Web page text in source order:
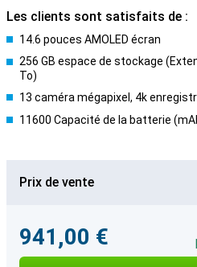
Les clients sont satisfaits de :
14.6 pouces AMOLED écran
256 GB espace de stockage
To)
13 caméra mégapixel, 4k
11600 Capacité de la batterie
Prix de vente
941,00 €